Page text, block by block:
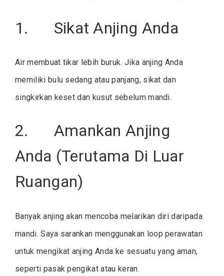
1. Sikat Anjing Anda
Air membuat tikar lebih buruk. Jika anjing Anda
memiliki bulu sedang atau panjang, sikat dan
singkirkan keset dan kusut sebelum mandi.
2. Amankan Anjing
Anda (Terutama Di Luar
Ruangan)
Banyak anjing akan mencoba melarikan diri daripada
mandi. Saya sarankan menggunakan loop perawatan
untuk mengikat anjing Anda ke sesuatu yang aman,
seperti pasak pengikat atau keran.